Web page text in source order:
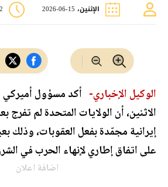
الإثنين، 15-06-2026
الوكيل الإخباري- أكد مسؤول أميركي
الاثنين، أن الولايات المتحدة لم
إيرانية مجمّدة بفعل العقوبات، وذلك
على اتفاق إطاري لإنهاء الحرب في
اضافة اعلان